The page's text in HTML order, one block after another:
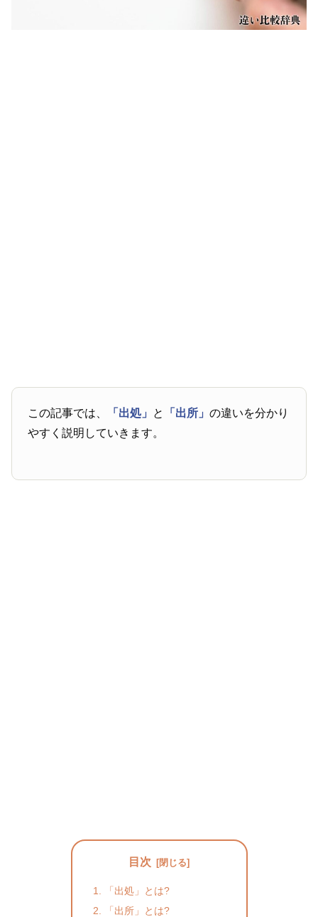
この記事では、 「出処」 と 「出所」の違いを分かり
やすく説明していきます。
目次
「出処」とは?
「出所」とは?